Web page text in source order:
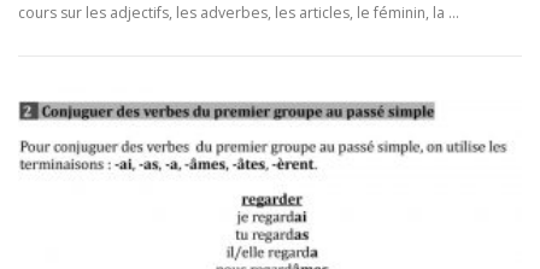
cours sur les adjectifs, les adverbes, les articles, le féminin, la …